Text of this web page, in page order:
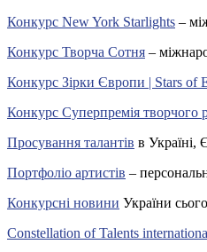
Конкурс New York Starlights –
Конкурс Творча Сотня –
Конкурс Зірки Європи | Stars of
Конкурс Суперпремія творчого
Просування талантів в Україні,
Портфоліо артистів –
Конкурсні новини України
Constellation of Talents